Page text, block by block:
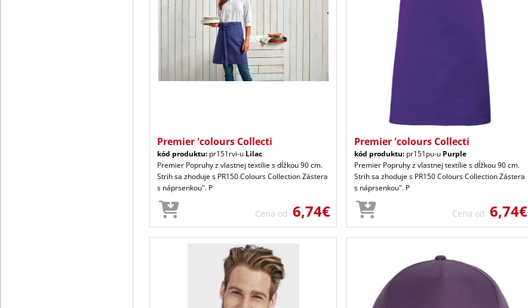
Premier 'colours Collecti
kód produktu: pr151rvi-u Lilac
Premier Popruhy z vlastnej textílie s dĺžkou 90 cm.
Strih sa zhoduje s PR150 Colours Collection Zástera
s náprsenkou". P
Cena od 6,74€
Premier 'colours Collecti
kód produktu: pr151pu-u Purple
Premier Popruhy z vlastnej textílie s dĺžkou 90 cm.
Strih sa zhoduje s PR150 Colours Collection Zástera
s náprsenkou". P
Cena od 6,74€